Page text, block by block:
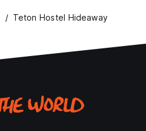
Teton Hostel Hideaway